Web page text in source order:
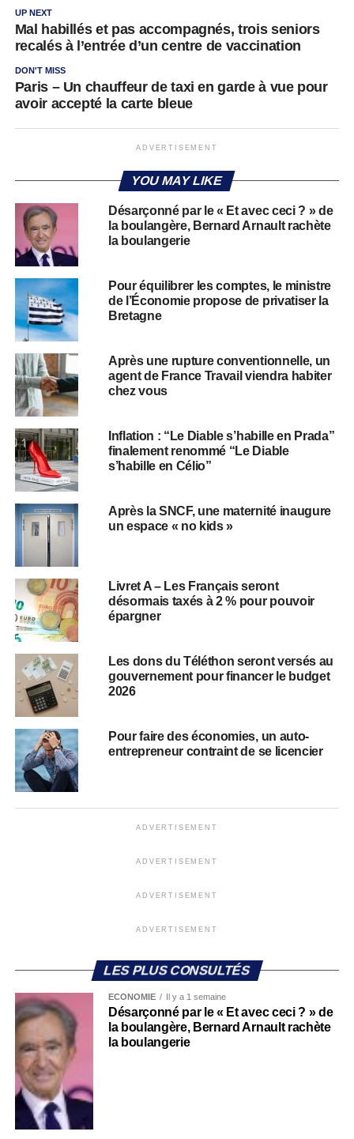
UP NEXT
Mal habillés et pas accompagnés, trois seniors
recalés à l’entrée d’un centre de vaccination
DON'T MISS
Paris – Un chauffeur de taxi en garde à vue pour
avoir accepté la carte bleue
ADVERTISEMENT
YOU MAY LIKE
Désarçonné par le « Et avec ceci ? » de
la boulangère, Bernard Arnault rachète
la boulangerie
Pour équilibrer les comptes, le ministre
de l’Économie propose de privatiser la
Bretagne
Après une rupture conventionnelle, un
agent de France Travail viendra habiter
chez vous
Inflation : “Le Diable s’habille en Prada”
finalement renommé “Le Diable
s’habille en Célio”
Après la SNCF, une maternité inaugure
un espace « no kids »
Livret A – Les Français seront
désormais taxés à 2 % pour pouvoir
épargner
Les dons du Téléthon seront versés au
gouvernement pour financer le budget
2026
Pour faire des économies, un auto-
entrepreneur contraint de se licencier
ADVERTISEMENT
ADVERTISEMENT
ADVERTISEMENT
ADVERTISEMENT
LES PLUS CONSULTÉS
ECONOMIE Il y a 1 semaine
Désarçonné par le « Et avec ceci ? » de
la boulangère, Bernard Arnault rachète
la boulangerie